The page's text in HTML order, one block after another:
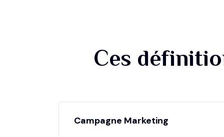
Ces
Campagne Marketing